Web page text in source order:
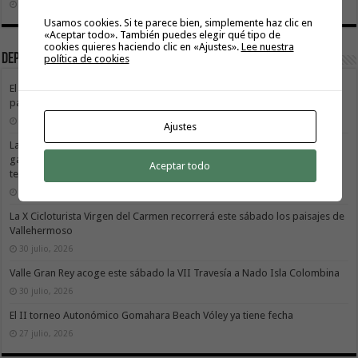
Deportes
El Cabildo de La Gomera y el Costa Adeje Tenerife renuevan su alianza
para promocionar el producto local
La X Cicloturista Virgen del Carmen adapta su recorrido y horario para
garantizar la seguridad de los participantes ante la alerta por altas
temperaturas
La X Cicloturista Virgen del Carmen recorrerá este sábado los paisajes de
Vallehermoso
30 julio, 2026
Valle Gran Rey acoge este sábado la VII Travesía a Nado Isla Colombina
30 julio, 2026
El II torneo Autonómico Gomahara Beach Vóley ya tiene fecha
27 julio, 2026
Usamos cookies. Si te parece bien, simplemente haz clic en
«Aceptar todo». También puedes elegir qué tipo de
cookies quieres haciendo clic en «Ajustes». Lee nuestra
política de cookies
Ajustes
Aceptar todo